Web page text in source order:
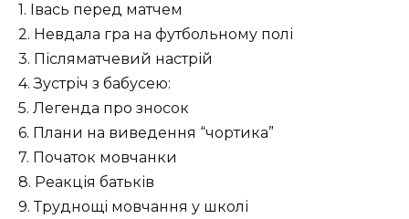
1. Івась перед матчем
2. Невдала гра на футбольному полі
3. Післяматчевий настрій
4. Зустріч з бабусею:
5. Легенда про зносок
6. Плани на виведення “чортика”
7. Початок мовчанки
8. Реакція батьків
9. Труднощі мовчання у школі